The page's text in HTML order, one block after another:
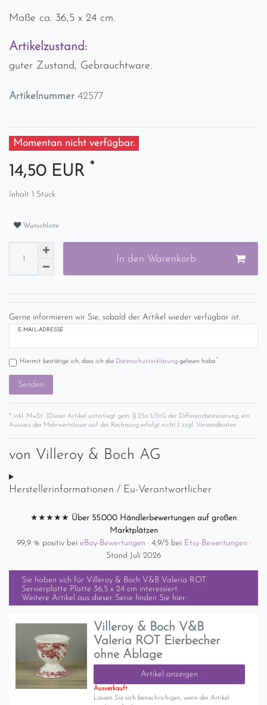
Maße ca. 36,5 x 24 cm.
Artikelzustand:
guter Zustand, Gebrauchtware.
Artikelnummer 42577
Momentan nicht verfügbar.
14,50 EUR *
Inhalt 1 Stück
Wunschliste
In den Warenkorb
Gerne informieren wir Sie, sobald der Artikel wieder verfügbar ist.
E-MAIL-ADRESSE
Hiermit bestätige ich, dass ich die Daten­schutz­erklärunggelesen habe.*
Senden
* inkl. MwSt. (Dieser Artikel unterliegt gem. § 25a UStG der Differenzbesteuerung, ein
Ausweis der Mehrwertsteuer auf der Rechnung erfolgt nicht.) zzgl. Versandkosten
von Villeroy & Boch AG
Herstellerinformationen / Eu-Verantwortlicher
★★★★★ Über 55.000 Händlerbewertungen auf großen
Marktplätzen
99,9 % positiv bei eBay-Bewertungen · 4,9/5 bei Etsy-Bewertungen ·
Stand Juli 2026
Sie haben sich für Villeroy & Boch V&B Valeria ROT
Servierplatte Platte 36,5 x 24 cm interessiert.
Weitere Artikel aus dieser Serie finden Sie hier:
Villeroy & Boch V&B
Valeria ROT Eierbecher
ohne Ablage
Artikel anzeigen
Ausverkauft
Lassen Sie sich benachrichigen, wenn der Artikel